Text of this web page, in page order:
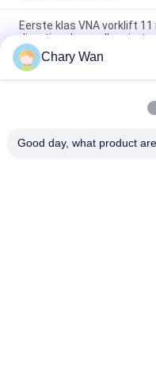
Eerste klas VNA vorklift
directionele smalle ruimte
1000kg 2000kg 9m VNA
draaien 180 graden voor
Diesel vorkheftruck Drie-
Chary Wan
Good day, what product